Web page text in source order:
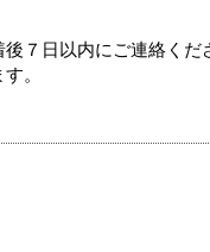
７日以内にご連絡く
。